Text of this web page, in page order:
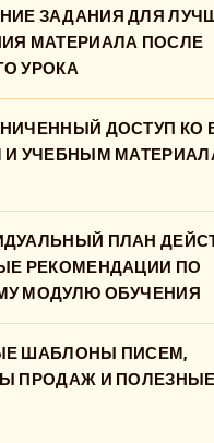
ЗАДАНИЯ ДЛЯ
МАТЕРИАЛА ПОСЛЕ
УРОКА
ДОСТУП КО
И УЧЕБНЫМ
ПЛАН
РЕКОМЕНДАЦИИ ПО
МОДУЛЮ ОБУЧЕНИЯ
ШАБЛОНЫ ПИСЕМ,
ПРОДАЖ И